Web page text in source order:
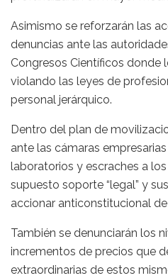
Asimismo se reforzarán las
denuncias ante las
Congresos Científicos donde
violando las leyes de
personal jerárquico.
Dentro del plan de
ante las cámaras
laboratorios y escraches a
supuesto soporte “legal” y
accionar anticonstitucional
También se denunciarán los
incrementos de precios que
extraordinarias de estos